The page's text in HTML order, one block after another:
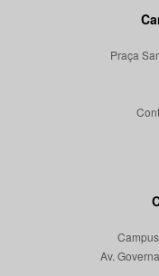
Praça
Av.